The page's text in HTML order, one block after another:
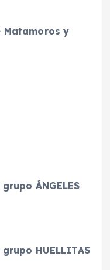
Matamoros y
ÁNGELES
HUELLITAS